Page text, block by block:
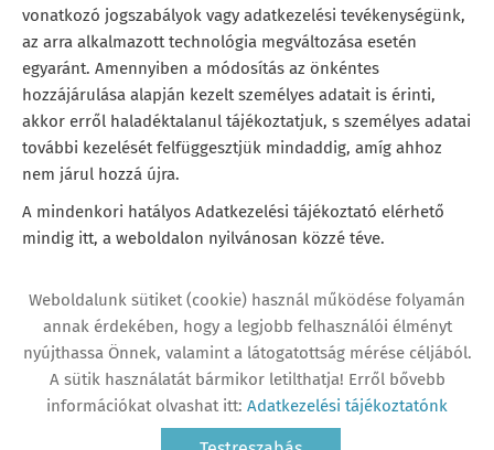
vonatkozó jogszabályok vagy adatkezelési tevékenységünk,
az arra alkalmazott technológia megváltozása esetén
egyaránt. Amennyiben a módosítás az önkéntes
hozzájárulása alapján kezelt személyes adatait is érinti,
akkor erről haladéktalanul tájékoztatjuk, s személyes adatai
további kezelését felfüggesztjük mindaddig, amíg ahhoz
nem járul hozzá újra.
A mindenkori hatályos Adatkezelési tájékoztató elérhető
mindig itt, a weboldalon nyilvánosan közzé téve.
Oldal információk
Adatkezelési tájékoztató
Impresszum
Sütik kezelése
Weboldalunk sütiket (cookie) használ működése folyamán
annak érdekében, hogy a legjobb felhasználói élményt
nyújthassa Önnek, valamint a látogatottság mérése céljából.
A sütik használatát bármikor letilthatja! Erről bővebb
információkat olvashat itt: Adatkezelési tájékoztatónk